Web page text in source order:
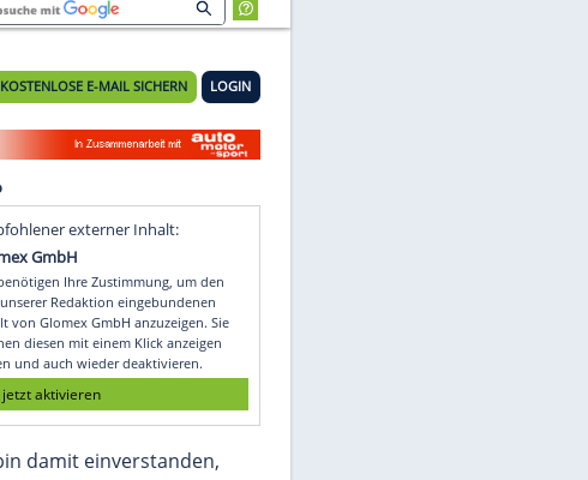
KOSTENLOSE E-MAIL SICHERN
Video
Empfohlener externer Inhalt:
Glomex GmbH
können diesen mit einem Klick anzeigen